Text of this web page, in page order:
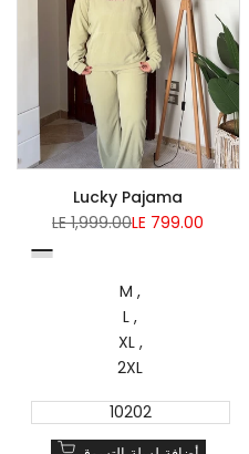
Lucky Pajama
Regular
price
LE 1,999.00Sale
LE 799.00
Yellow
Mauve
Beige
M
L
XL
2XL
10202